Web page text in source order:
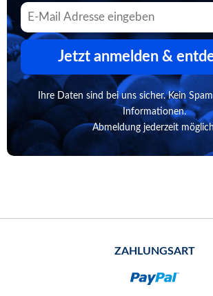
Jetzt anmelden &
Ihre Daten sind bei uns sicher. Kein
Informationen.
Abmeldung jederzeit
ZAHLUNGSART